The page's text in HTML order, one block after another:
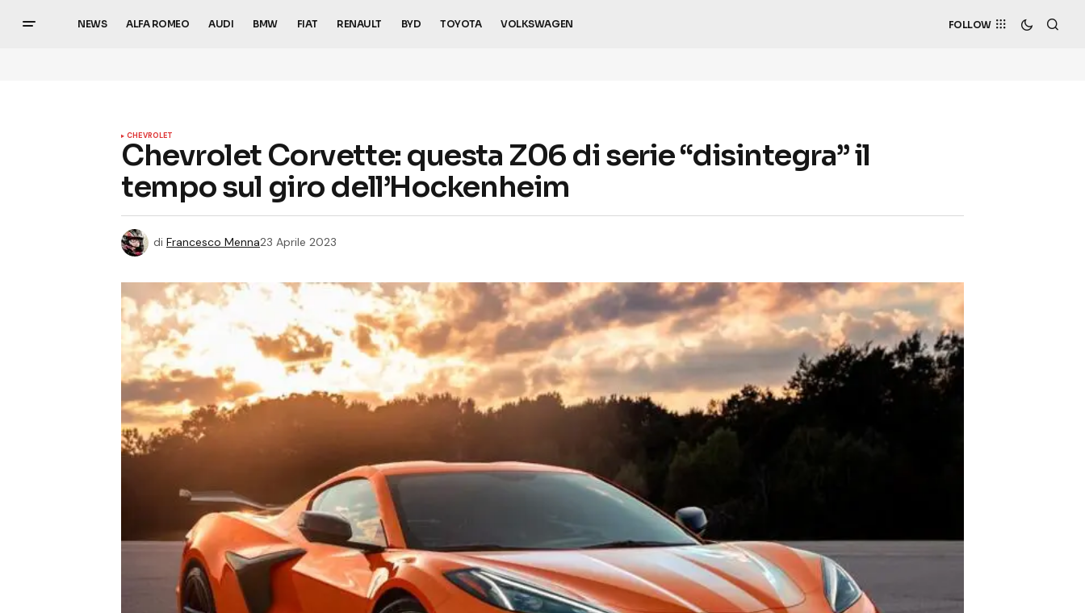
NEWS ALFA ROMEO AUDI BMW FIAT RENAULT BYD TOYOTA VOLKSWAGEN FOLLOW
CHEVROLET
Chevrolet Corvette: questa Z06 di serie “disintegra” il
tempo sul giro dell’Hockenheim
di Francesco Menna23 Aprile 2023